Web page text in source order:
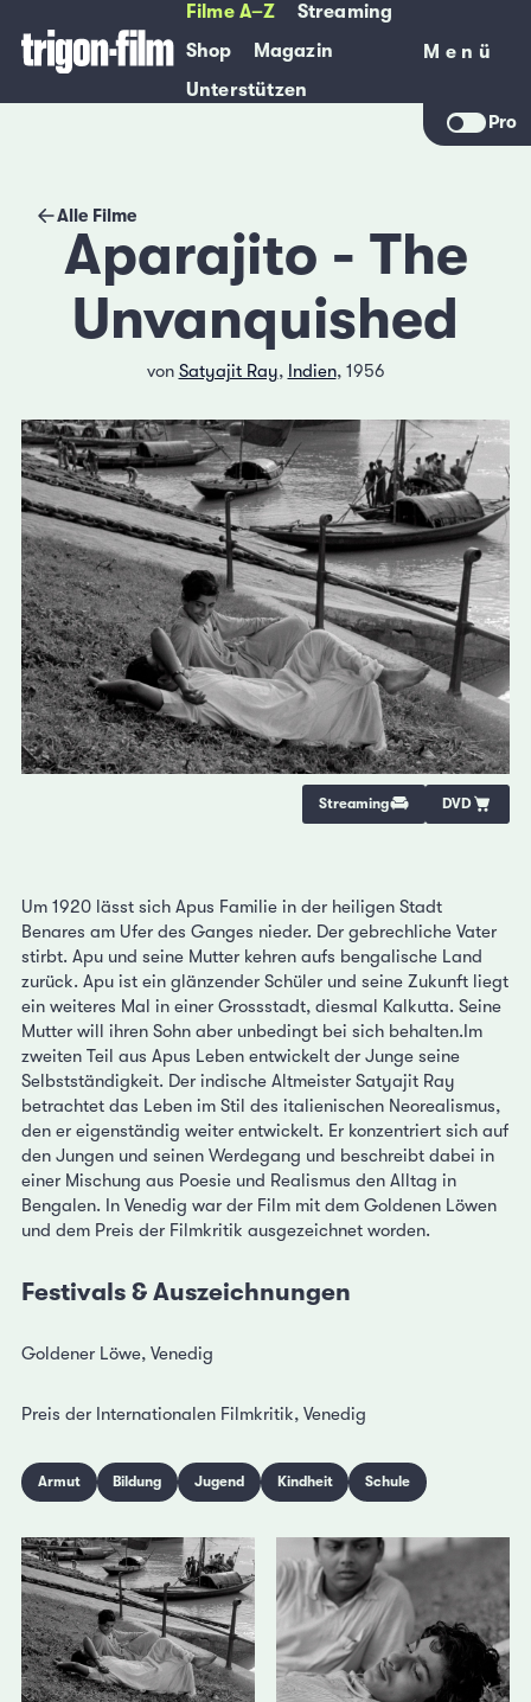
Filme A–Z
Streaming
Shop
Magazin
Unterstützen
Menü
Menü
Pro
Alle Filme
Aparajito - The
Unvanquished
von Satyajit Ray, Indien, 1956
Streaming DVD
Um 1920 lässt sich Apus Familie in der heiligen Stadt
Benares am Ufer des Ganges nieder. Der gebrechliche Vater
stirbt. Apu und seine Mutter kehren aufs bengalische Land
zurück. Apu ist ein glänzender Schüler und seine Zukunft liegt
ein weiteres Mal in einer Grossstadt, diesmal Kalkutta. Seine
Mutter will ihren Sohn aber unbedingt bei sich behalten.Im
zweiten Teil aus Apus Leben entwickelt der Junge seine
Selbstständigkeit. Der indische Altmeister Satyajit Ray
betrachtet das Leben im Stil des italienischen Neorealismus,
den er eigenständig weiter entwickelt. Er konzentriert sich auf
den Jungen und seinen Werdegang und beschreibt dabei in
einer Mischung aus Poesie und Realismus den Alltag in
Bengalen. In Venedig war der Film mit dem Goldenen Löwen
und dem Preis der Filmkritik ausgezeichnet worden.
Festivals & Auszeichnungen
Goldener Löwe, Venedig
Preis der Internationalen Filmkritik, Venedig
Armut Bildung Jugend Kindheit Schule